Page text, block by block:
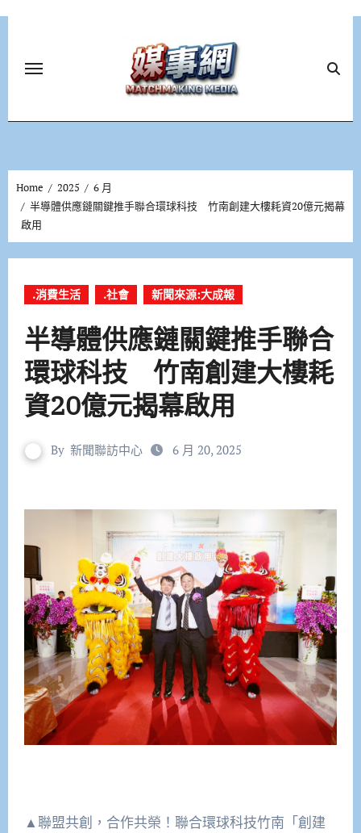
Home 2025
6 月
半導體供應鏈關鍵推手聯合環球科技 竹南創建大樓耗資20億元揭幕
啟用
.消費生活 .社會 新聞來源:大成報
半導體供應鏈關鍵推手聯合
環球科技 竹南創建大樓耗
資20億元揭幕啟用
By 新聞聯訪中心 6 月 20, 2025
▲聯盟共創，合作共榮！聯合環球科技竹南「創建